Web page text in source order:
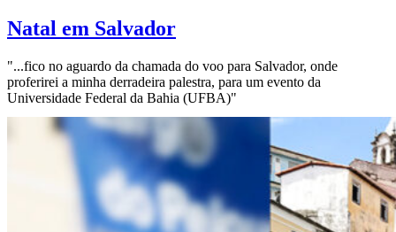
Natal em Salvador
"...fico no aguardo da chamada do voo para Salvador, onde
proferirei a minha derradeira palestra, para um evento da
Universidade Federal da Bahia (UFBA)"